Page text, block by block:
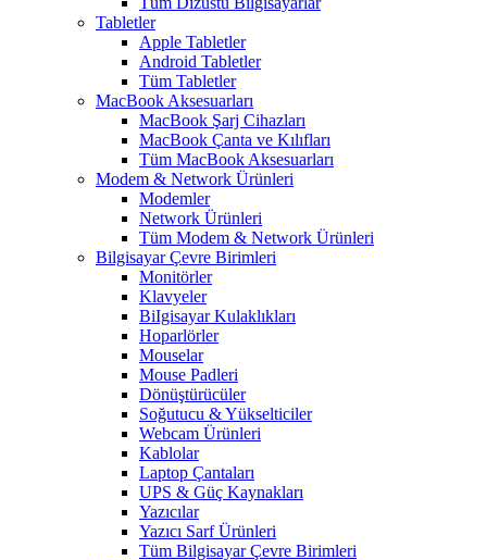
Tabletler
Apple Tabletler
Android Tabletler
Tüm Tabletler
MacBook Aksesuarları
MacBook Şarj Cihazları
MacBook Çanta ve Kılıfları
Tüm MacBook Aksesuarları
Modem & Network Ürünleri
Modemler
Network Ürünleri
Tüm Modem & Network Ürünleri
Bilgisayar Çevre Birimleri
Monitörler
Klavyeler
BiIgisayar Kulaklıkları
Hoparlörler
Mouselar
Mouse Padleri
Dönüştürücüler
Soğutucu & Yükselticiler
Webcam Ürünleri
Kablolar
Laptop Çantaları
UPS & Güç Kaynakları
Yazıcılar
Yazıcı Sarf Ürünleri
Tüm Bilgisayar Çevre Birimleri